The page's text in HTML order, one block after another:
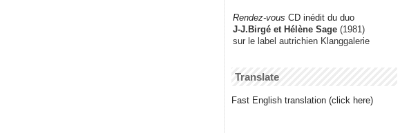
Rendez-vous CD inédit du duo
J-J.Birgé et Hélène Sage (1981)
sur le label autrichien Klanggalerie
Translate
Fast English translation (click here)